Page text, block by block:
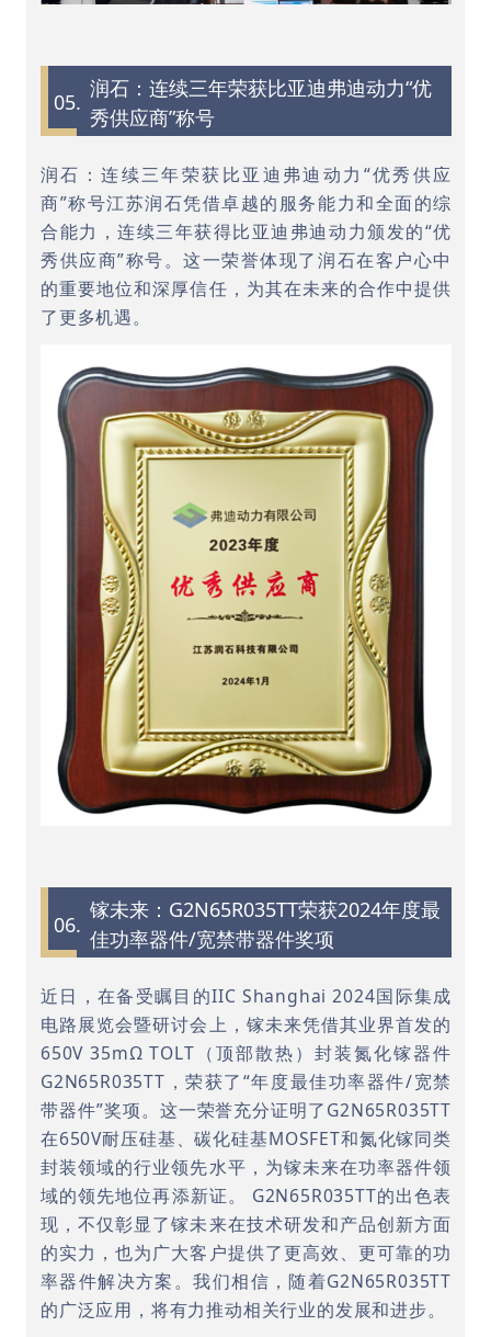
05.
润石：连续三年荣获比亚迪弗迪动力“优
秀供应商”称号
润石：连续三年荣获比亚迪弗迪动力“优秀供应
商”称号江苏润石凭借卓越的服务能力和全面的综
合能力，连续三年获得比亚迪弗迪动力颁发的“优
秀供应商”称号。这一荣誉体现了润石在客户心中
的重要地位和深厚信任，为其在未来的合作中提供
了更多机遇。
06.
镓未来：G2N65R035TT荣获2024年度最
佳功率器件/宽禁带器件奖项
近日，在备受瞩目的IIC Shanghai 2024国际集成
电路展览会暨研讨会上，镓未来凭借其业界首发的
650V 35mΩ TOLT（顶部散热）封装氮化镓器件
G2N65R035TT，荣获了“年度最佳功率器件/宽禁
带器件”奖项。这一荣誉充分证明了G2N65R035TT
在650V耐压硅基、碳化硅基MOSFET和氮化镓同类
封装领域的行业领先水平，为镓未来在功率器件领
域的领先地位再添新证。 G2N65R035TT的出色表
现，不仅彰显了镓未来在技术研发和产品创新方面
的实力，也为广大客户提供了更高效、更可靠的功
率器件解决方案。我们相信，随着G2N65R035TT
的广泛应用，将有力推动相关行业的发展和进步。